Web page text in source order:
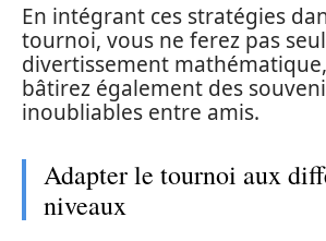
En intégrant ces stratégies
tournoi, vous ne ferez pas
divertissement
bâtirez également des
inoubliables entre amis.
Adapter le tournoi aux
niveaux